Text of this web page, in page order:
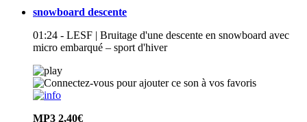
snowboard descente
01:24 - LESF | Bruitage d'une descente en snowboard avec
micro embarqué – sport d'hiver
MP3 2,40€